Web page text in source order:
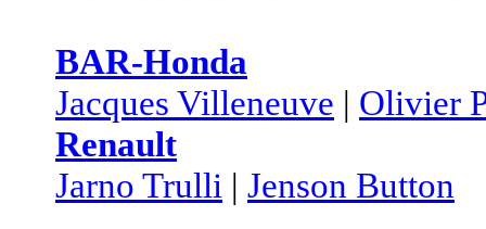
BAR-Honda
Jacques Villeneuve | Olivier
Renault
Jarno Trulli | Jenson Button